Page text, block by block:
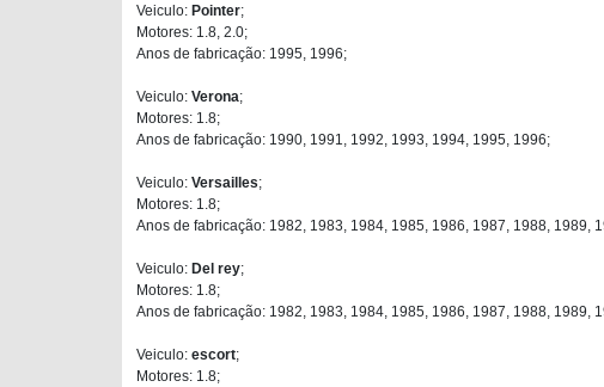
Veiculo: Pointer;
Motores: 1.8, 2.0;
Anos de fabricação: 1995, 1996;
Veiculo: Verona;
Motores: 1.8;
Anos de fabricação: 1990, 1991, 1992, 1993, 1994, 1995, 1996;
Veiculo: Versailles;
Motores: 1.8;
Anos de fabricação: 1982, 1983, 1984, 1985, 1986, 1987, 1988, 1989,
Veiculo: Del rey;
Motores: 1.8;
Anos de fabricação: 1982, 1983, 1984, 1985, 1986, 1987, 1988, 1989,
Veiculo: escort;
Motores: 1.8;